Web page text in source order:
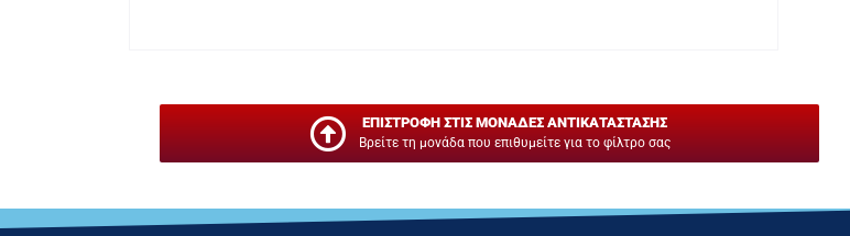
ΕΠΙΣΤΡΟΦΗ ΣΤΙΣ ΜΟΝΑΔΕΣ ΑΝΤΙΚΑΤΑΣΤΑΣΗΣ
Βρείτε τη μονάδα που επιθυμείτε για το φίλτρο σας